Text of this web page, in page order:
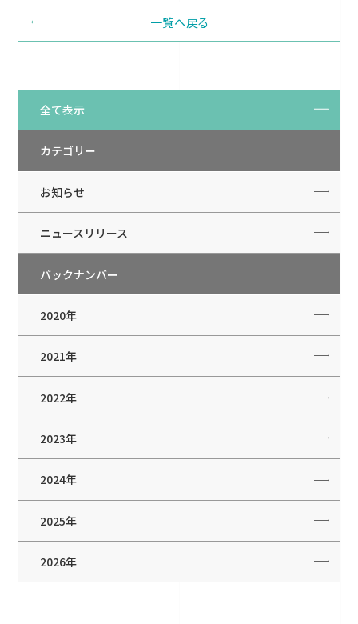
一覧へ戻る
全て表示
カテゴリー
お知らせ
ニュースリリース
バックナンバー
2020年
2021年
2022年
2023年
2024年
2025年
2026年